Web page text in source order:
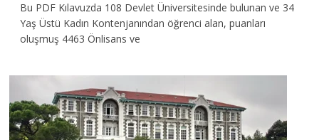
Bu PDF Kılavuzda 108 Devlet Üniversitesinde bulunan ve 34
Yaş Üstü Kadın Kontenjanından öğrenci alan, puanları
oluşmuş 4463 Önlisans ve